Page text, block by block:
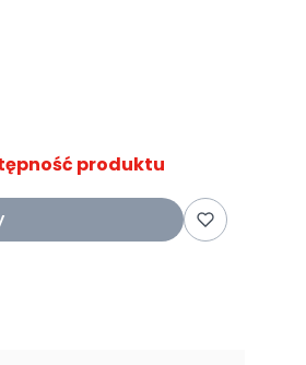
produktu